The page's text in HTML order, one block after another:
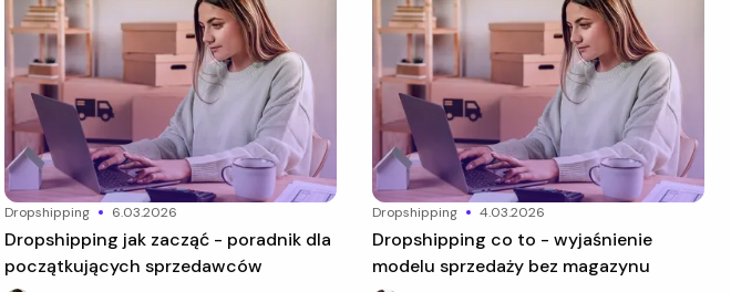
dropshipping 6.03.2026
Dropshipping jak zacząć - poradnik dla
początkujących sprzedawców
dropshipping 4.03.2026
Dropshipping co to - wyjaśnienie
modelu sprzedaży bez magazynu